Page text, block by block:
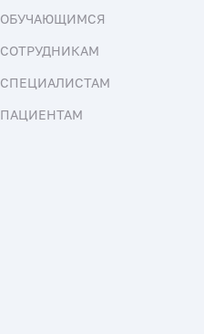
ОБУЧАЮЩИМСЯ
СОТРУДНИКАМ
СПЕЦИАЛИСТАМ
ПАЦИЕНТАМ